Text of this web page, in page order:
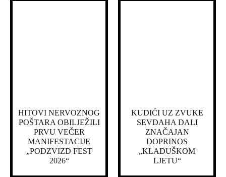
HITOVI NERVOZNOG
POŠTARA OBILJEŽILI
PRVU VEČER
MANIFESTACIJE
„PODZVIZD FEST
2026“
KUDIĆI UZ ZVUKE
SEVDAHA DALI
ZNAČAJAN
DOPRINOS
„KLADUŠKOM
LJETU“